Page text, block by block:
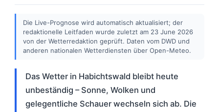
Die Live-Prognose wird automatisch aktualisiert; der
redaktionelle Leitfaden wurde zuletzt am 23 June 2026
von der Wetterredaktion geprüft. Daten vom DWD und
anderen nationalen Wetterdiensten über Open-Meteo.
Das Wetter in Habichtswald bleibt heute
unbeständig – Sonne, Wolken und
gelegentliche Schauer wechseln sich ab. Die